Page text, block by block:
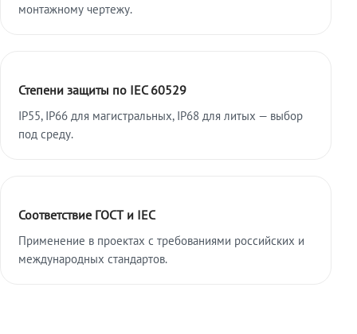
монтажному чертежу.
Степени защиты по IEC 60529
IP55, IP66 для магистральных, IP68 для литых — выбор
под среду.
Соответствие ГОСТ и IEC
Применение в проектах с требованиями российских и
международных стандартов.